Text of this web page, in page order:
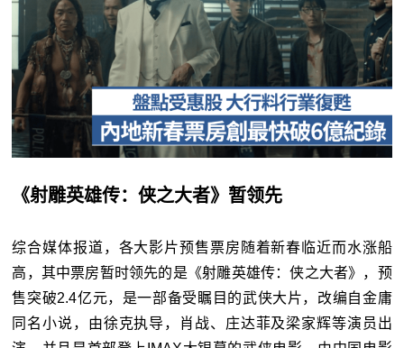
《射雕英雄传：侠之大者》暂领先
综合媒体报道，各大影片预售票房随着新春临近而水涨船
高，其中票房暂时领先的是《射雕英雄传：侠之大者》，预
售突破2.4亿元，是一部备受瞩目的武侠大片，改编自金庸
同名小说，由徐克执导，肖战、庄达菲及梁家辉等演员出